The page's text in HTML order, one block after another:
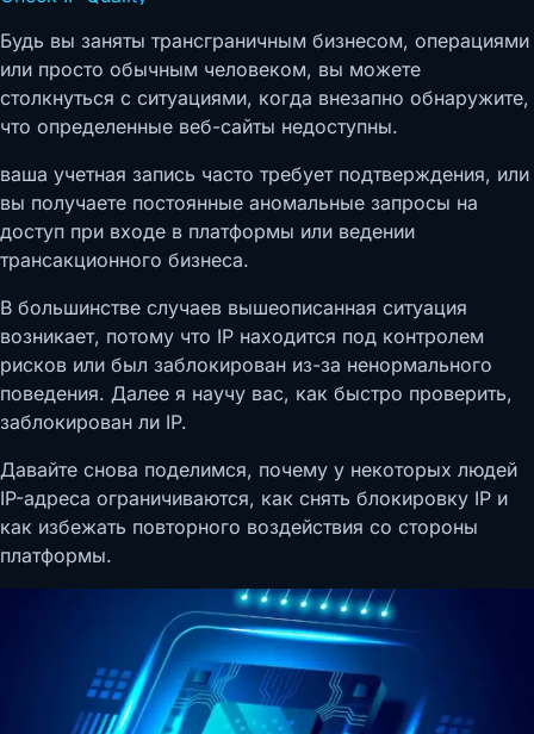
Будь вы заняты трансграничным бизнесом, операциями
или просто обычным человеком, вы можете
столкнуться с ситуациями, когда внезапно обнаружите,
что определенные веб-сайты недоступны.
ваша учетная запись часто требует подтверждения, или
вы получаете постоянные аномальные запросы на
доступ при входе в платформы или ведении
трансакционного бизнеса.
В большинстве случаев вышеописанная ситуация
возникает, потому что IP находится под контролем
рисков или был заблокирован из-за ненормального
поведения. Далее я научу вас, как быстро проверить,
заблокирован ли IP.
Давайте снова поделимся, почему у некоторых людей
IP-адреса ограничиваются, как снять блокировку IP и
как избежать повторного воздействия со стороны
платформы.